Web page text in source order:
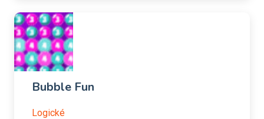
Bubble Fun
Logické